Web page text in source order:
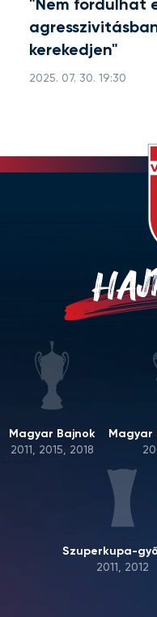
"Nem fordulhat
kerekedjen"
2025. 07. 30. 19:30
Magyar Bajnok
2011, 2015, 2018
Magyar
Szuperkupa-
2011, 2012